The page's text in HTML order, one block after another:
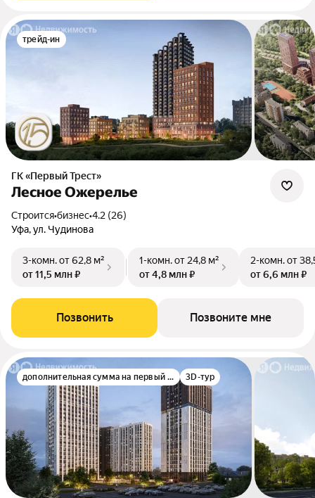
трейд-ин
ГК «Первый Трест»
Лесное Ожерелье
Строится•бизнес•4.2 (26)
Уфа, ул. Чудинова
3-комн.от 62,8 м²
от 11,5 млн ₽
1-комн.от 24,8 м²
от 4,8 млн ₽
2-комн.от
от 6,6 млн ₽
Позвонить Позвоните мне
дополнительная сумма на первый взнос 3D-тур